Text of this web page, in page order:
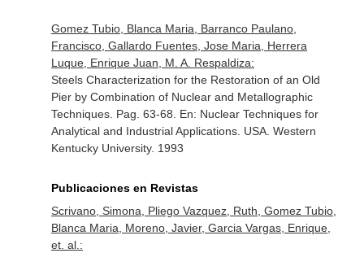
Gomez Tubio, Blanca Maria, Barranco Paulano,
Francisco, Gallardo Fuentes, Jose Maria, Herrera
Luque, Enrique Juan, M. A. Respaldiza:
Steels Characterization for the Restoration of an Old
Pier by Combination of Nuclear and Metallographic
Techniques. Pag. 63-68. En: Nuclear Techniques for
Analytical and Industrial Applications. USA. Western
Kentucky University. 1993
Publicaciones en Revistas
Scrivano, Simona, Pliego Vazquez, Ruth, Gomez Tubio,
Blanca Maria, Moreno, Javier, Garcia Vargas, Enrique,
et. al.: